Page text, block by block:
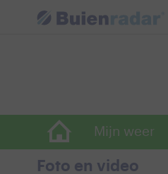
Mijn weer
Foto en video